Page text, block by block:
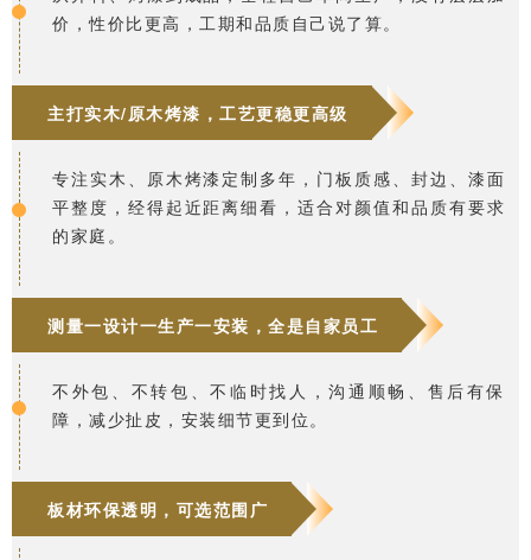
价，性价比更高，工期和品质自己说了算。
主打实木/原木烤漆，工艺更稳更高级
专注实木、原木烤漆定制多年，门板质感、封边、漆面
平整度，经得起近距离细看，适合对颜值和品质有要求
的家庭。
测量一设计一生产一安装，全是自家员工
不外包、不转包、不临时找人，沟通顺畅、售后有保
障，减少扯皮，安装细节更到位。
板材环保透明，可选范围广